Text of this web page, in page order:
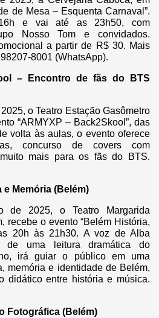
de Mesa – Esquenta Carnaval”.
e vai até as 23h50, com
Nosso Tom e convidados.
a partir de R$ 30. Mais
8001 (WhatsApp).
– Encontro de fãs do BTS
o Teatro Estação Gasômetro
“ARMYXP – Back2Skool”, das
volta às aulas, o evento oferece
concurso de covers com
mais para os fãs do BTS.
e Memória (Belém)
de 2025, o Teatro Margarida
recebe o evento “Belém História,
20h às 21h30. A voz de Alba
de uma leitura dramática do
irá guiar o público em uma
memória e identidade de Belém,
didático entre história e música.
Fotográfica (Belém)